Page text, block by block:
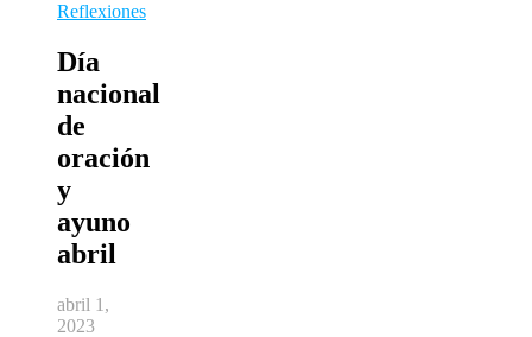
Reflexiones
Día
nacional
de
oración
y
ayuno
abril
abril 1,
2023